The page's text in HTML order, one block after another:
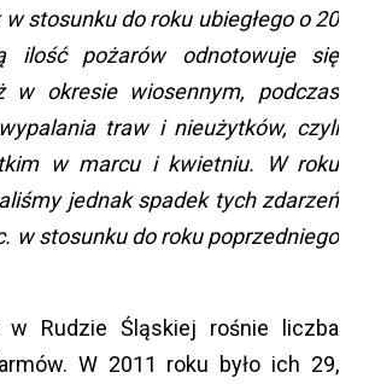
stosunku do roku ubiegłego o 20
ilość pożarów odnotowuje się
w okresie wiosennym, podczas
traw i nieużytków, czyli
w marcu i kwietniu. W roku
jednak spadek tych zdarzeń
w stosunku do roku poprzedniego
Rudzie Śląskiej rośnie liczba
W 2011 roku było ich 29,